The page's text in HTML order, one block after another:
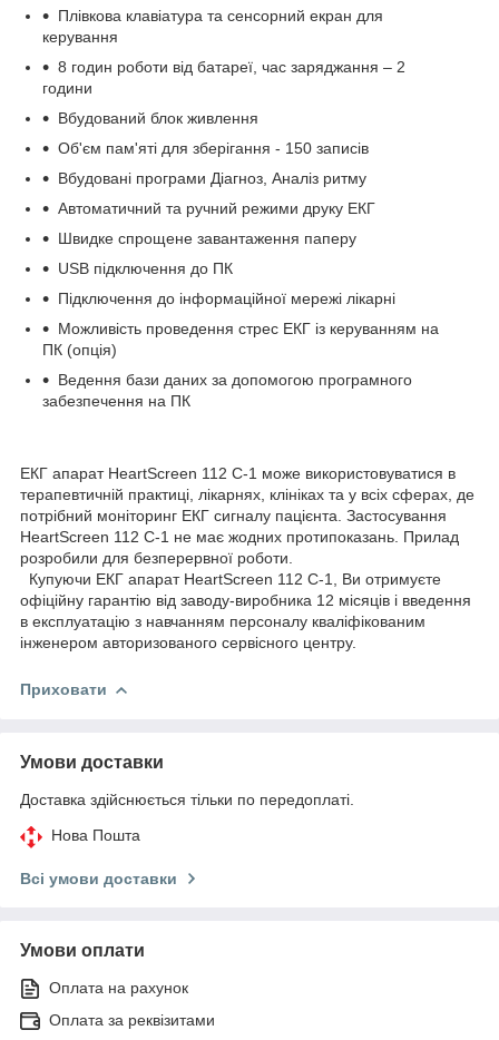
Плівкова клавіатура та сенсорний екран для
керування
8 годин роботи від батареї, час заряджання – 2
години
Вбудований блок живлення
Об'єм пам'яті для зберігання - 150 записів
Вбудовані програми Діагноз, Аналіз ритму
Автоматичний та ручний режими друку ЕКГ
Швидке спрощене завантаження паперу
USB підключення до ПК
Підключення до інформаційної мережі лікарні
Можливість проведення стрес ЕКГ із керуванням на
ПК (опція)
Ведення бази даних за допомогою програмного
забезпечення на ПК
ЕКГ апарат HeartScreen 112 С-1 може використовуватися в
терапевтичній практиці, лікарнях, клініках та у всіх сферах, де
потрібний моніторинг ЕКГ сигналу пацієнта. Застосування
HeartScreen 112 С-1 не має жодних протипоказань. Прилад
розробили для безперервної роботи.
Купуючи ЕКГ апарат HeartScreen 112 С-1, Ви отримуєте
офіційну гарантію від заводу-виробника 12 місяців і введення
в експлуатацію з навчанням персоналу кваліфікованим
інженером авторизованого сервісного центру.
Приховати
Умови доставки
Доставка здійснюється тільки по передоплаті.
Нова Пошта
Всі умови доставки
Умови оплати
Оплата на рахунок
Оплата за реквізитами